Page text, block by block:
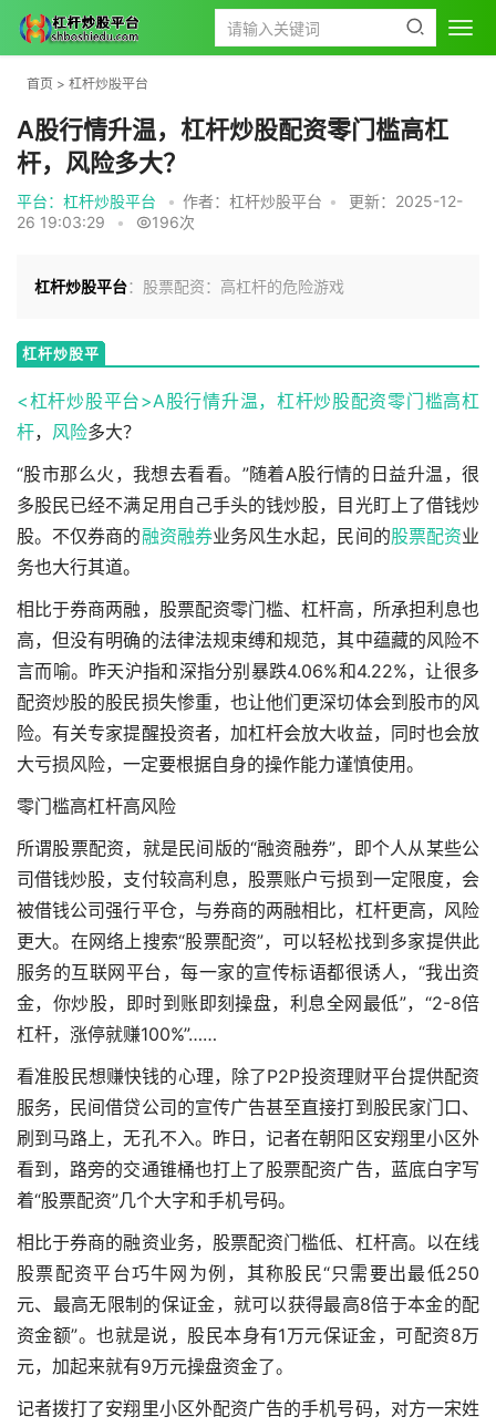
首页 > 杠杆炒股平台
A股行情升温，杠杆炒股配资零门槛高杠
杆，风险多大？
平台：杠杆炒股平台 • 作者：杠杆炒股平台 •
更新：2025-12-
26 19:03:29
• 196次
杠杆炒股平台：股票配资：高杠杆的危险游戏
杠杆炒股平
<杠杆炒股平台>A股行情升温，杠杆炒股配资零门槛高杠
杆， 风险多大？
“股市那么火，我想去看看。”随着A股行情的日益升温，很
多股民已经不满足用自己手头的钱炒股，目光盯上了借钱炒
股。不仅券商的融资融券业务风生水起，民间的股票配资业
务也大行其道。
相比于券商两融，股票配资零门槛、杠杆高，所承担利息也
高，但没有明确的法律法规束缚和规范，其中蕴藏的风险不
言而喻。昨天沪指和深指分别暴跌4.06%和4.22%，让很多
配资炒股的股民损失惨重，也让他们更深切体会到股市的风
险。有关专家提醒投资者，加杠杆会放大收益，同时也会放
大亏损风险，一定要根据自身的操作能力谨慎使用。
零门槛高杠杆高风险
所谓股票配资，就是民间版的“融资融券”，即个人从某些公
司借钱炒股，支付较高利息，股票账户亏损到一定限度，会
被借钱公司强行平仓，与券商的两融相比，杠杆更高，风险
更大。在网络上搜索“股票配资”，可以轻松找到多家提供此
服务的互联网平台，每一家的宣传标语都很诱人，“我出资
金，你炒股，即时到账即刻操盘，利息全网最低”，“2-8倍
杠杆，涨停就赚100%”……
看准股民想赚快钱的心理，除了P2P投资理财平台提供配资
服务，民间借贷公司的宣传广告甚至直接打到股民家门口、
刷到马路上，无孔不入。昨日，记者在朝阳区安翔里小区外
看到，路旁的交通锥桶也打上了股票配资广告，蓝底白字写
着“股票配资”几个大字和手机号码。
相比于券商的融资业务，股票配资门槛低、杠杆高。以在线
股票配资平台巧牛网为例，其称股民“只需要出最低250
元、最高无限制的保证金，就可以获得最高8倍于本金的配
资金额”。也就是说，股民本身有1万元保证金，可配资8万
元，加起来就有9万元操盘资金了。
记者拨打了安翔里小区外配资广告的手机号码，对方一宋姓